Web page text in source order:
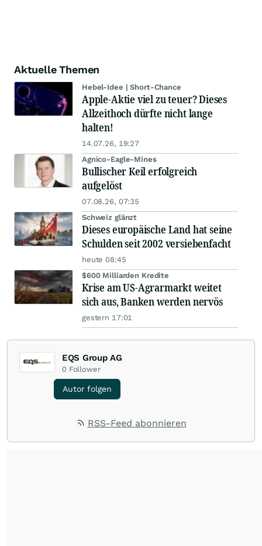
Aktuelle Themen
Hebel-Idee | Short-Chance
Apple-Aktie viel zu teuer? Dieses
Allzeithoch dürfte nicht lange
halten!
14.07.26, 19:27
Agnico-Eagle-Mines
Bullischer Keil erfolgreich
aufgelöst
07.08.26, 07:35
Schweiz glänzt
Dieses europäische Land hat seine
Schulden seit 2002 versiebenfacht
heute 08:45
$600 Milliarden Kredite
Krise am US-Agrarmarkt weitet
sich aus, Banken werden nervös
gestern 17:01
EQS Group AG
0 Follower
Autor folgen
RSS-Feed abonnieren